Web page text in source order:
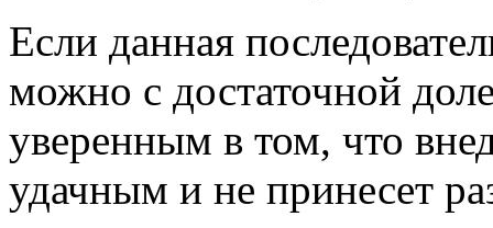
Если данная
можно с достаточной
уверенным в том, что
удачным и не принесет